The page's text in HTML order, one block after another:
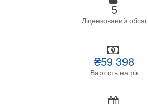
5
Ліцензований обсяг
₴59 398
Вартість на рік